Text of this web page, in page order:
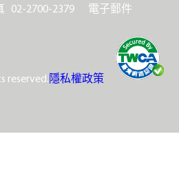
02-2700-2379
電子郵件
reserved.隱私權政策